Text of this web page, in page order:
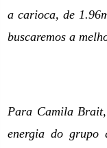
a carioca, de
buscaremos a
Para Camila
energia do grupo